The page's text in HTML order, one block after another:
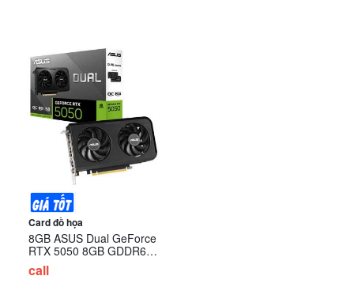
Card đồ họa
8GB ASUS Dual GeForce
RTX 5050 8GB GDDR6
(DUAL-RTX5050-8G)
call